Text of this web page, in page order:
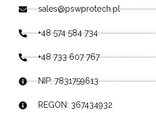
sales@pswprotech.pl
+48 574 584 734
+48 733 607 767
NIP: 7831759613
REGON: 367434932